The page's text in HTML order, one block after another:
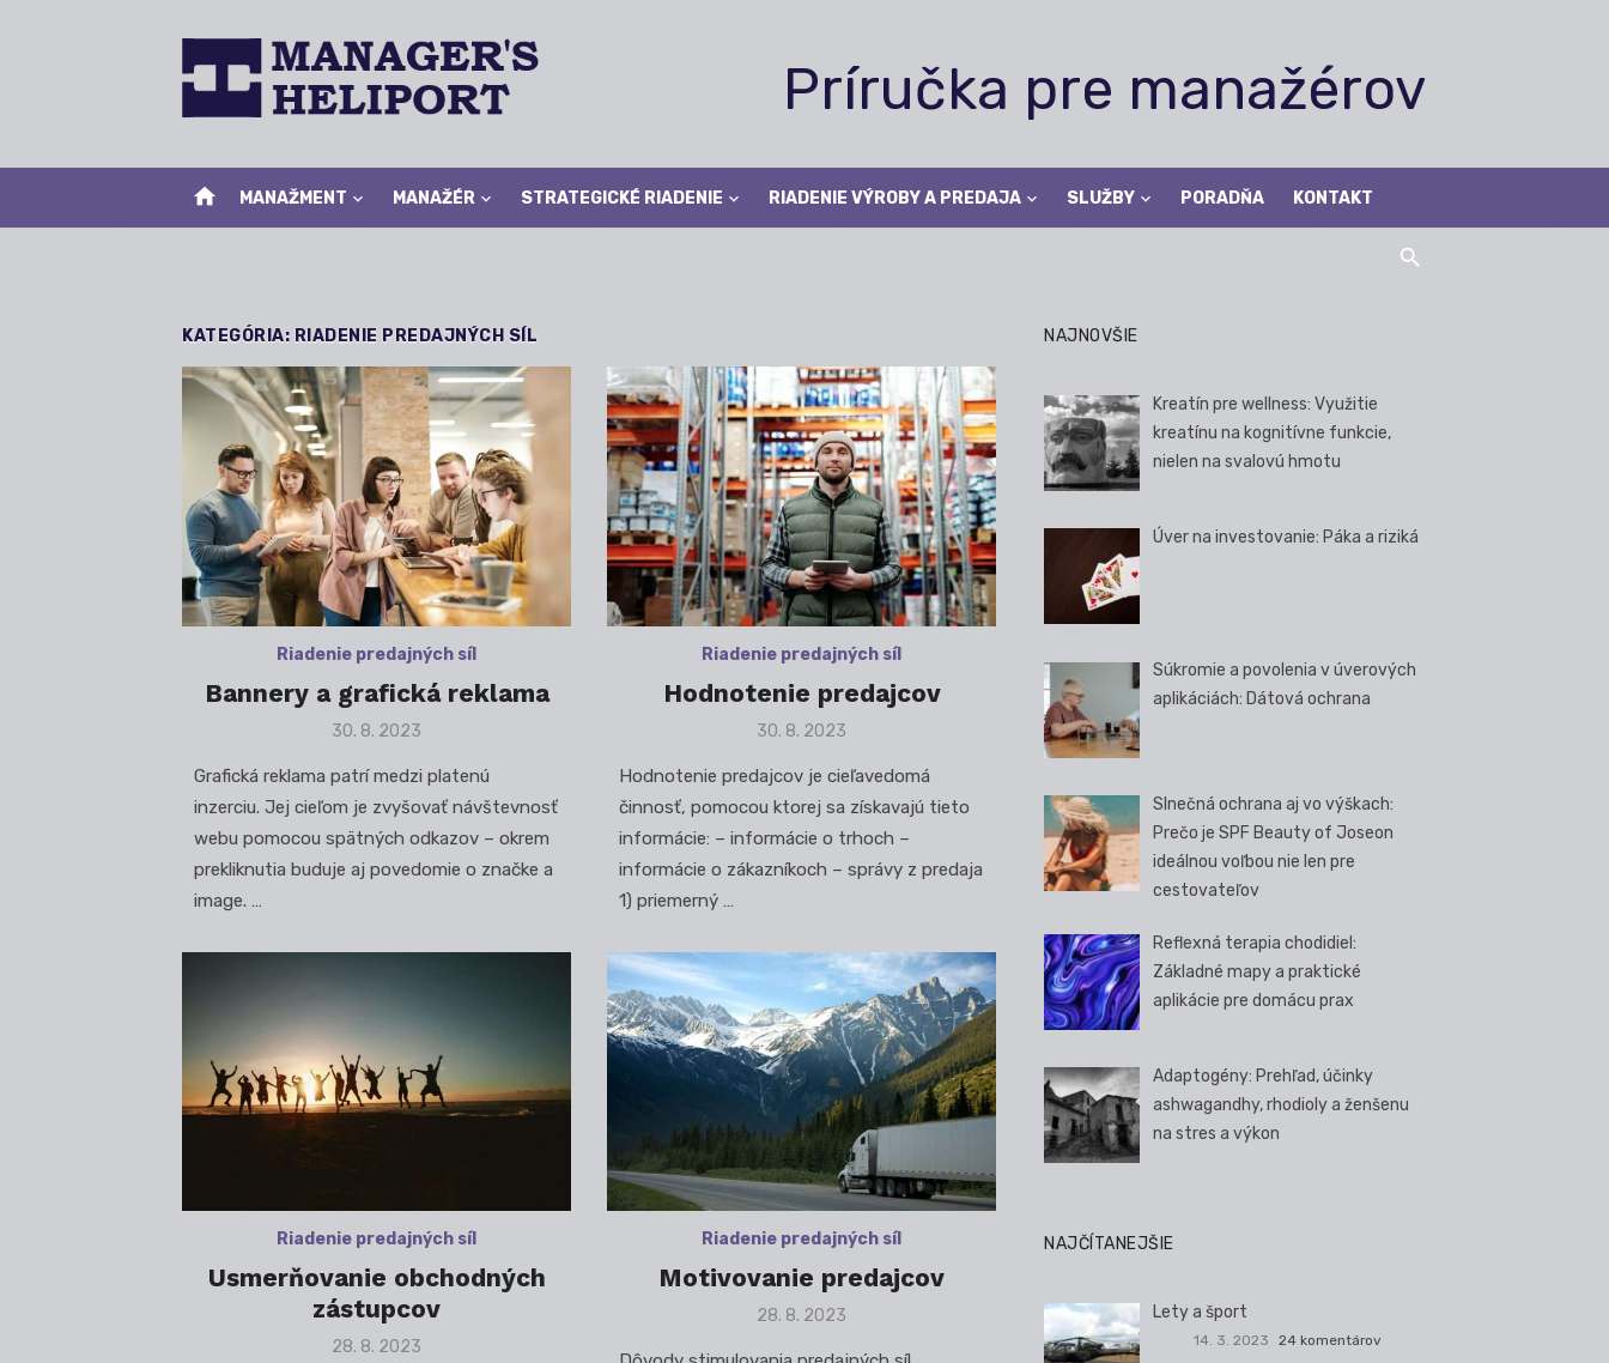
Príručka pre manažérov
home MANAŽMENT MANAŽÉR STRATEGICKÉ RIADENIE RIADENIE VÝROBY A PREDAJA SLUŽBY PORADŇA KONTAKT
KATEGÓRIA: RIADENIE PREDAJNÝCH SÍL
Riadenie predajných síl
Bannery a grafická reklama
Posted
30. 8. 2023
Grafická reklama patrí medzi platenú
inzerciu. Jej cieľom je zvyšovať návštevnosť
webu pomocou spätných odkazov – okrem
prekliknutia buduje aj povedomie o značke a
image. …
Riadenie predajných síl
Hodnotenie predajcov
Posted
30. 8. 2023
Hodnotenie predajcov je cieľavedomá
činnosť, pomocou ktorej sa získavajú tieto
informácie: – informácie o trhoch –
informácie o zákazníkoch – správy z predaja
1) priemerný …
Riadenie predajných síl
Usmerňovanie obchodných
zástupcov
Posted
28. 8. 2023
Riadenie predajných síl
Motivovanie predajcov
Posted
28. 8. 2023
NAJNOVŠIE
Kreatín pre wellness: Využitie
kreatínu na kognitívne funkcie,
nielen na svalovú hmotu
Úver na investovanie: Páka a riziká
Súkromie a povolenia v úverových
aplikáciách: Dátová ochrana
Slnečná ochrana aj vo výškach:
Prečo je SPF Beauty of Joseon
ideálnou voľbou nie len pre
cestovateľov
Reflexná terapia chodidiel:
Základné mapy a praktické
aplikácie pre domácu prax
Adaptogény: Prehľad, účinky
ashwagandhy, rhodioly a ženšenu
na stres a výkon
NAJČÍTANEJŠIE
Lety a šport
14. 3. 2023 24 komentárov